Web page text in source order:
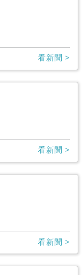
看新聞 >
看新聞 >
看新聞 >